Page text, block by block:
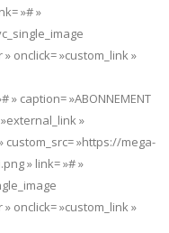
»# »
onclick= »custom_link »
caption= »ABONNEMENT
»
custom_src= »https://mega-
» link= »# »
onclick= »custom_link »